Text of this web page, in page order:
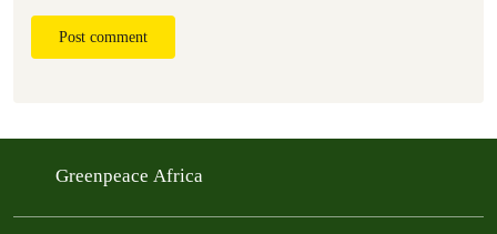
Post comment
Greenpeace Africa